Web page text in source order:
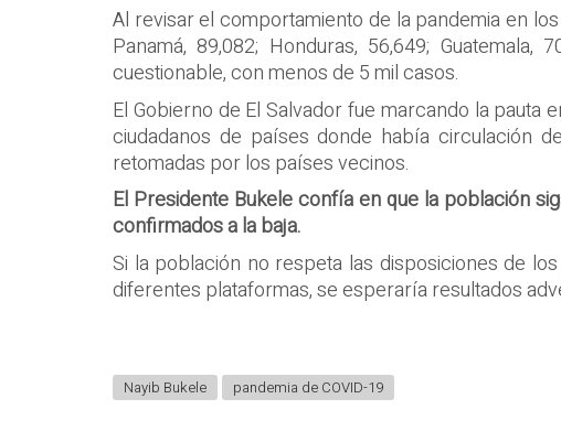
Al revisar el comportamiento de la pandemia en
Panamá, 89,082; Honduras, 56,649;
cuestionable, con menos de 5 mil casos.
El Gobierno de El Salvador fue marcando la
ciudadanos de países donde había circulación
retomadas por los países vecinos.
El Presidente Bukele confía en que la población
confirmados a la baja.
Si la población no respeta las disposiciones de
diferentes plataformas, se esperaría resultados
Nayib Bukele pandemia de COVID-19